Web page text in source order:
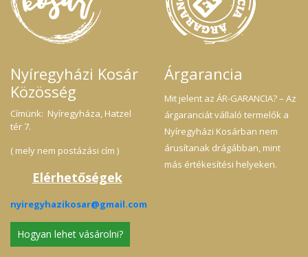
partszakasz ihlette Anjuna szellemisége
és az ott szerzett élmények mutatták meg
nekünk, hogy a nyár nemcsak évszak,
hanem életérzés, amit szertenénk
10 % adomány bevételt jelent az Anjuna a
Kutyákért Alapítvány részére.
Nyíregyházi Kosár
Közösség
Címünk: Nyíregyháza, Hatzel
tér 7.
( mely nem postázási cím )
Elérhetőségek
nyiregyhazikosar@gmail.com
Hogyan lehet vásárolni?
Árgarancia
Mit jelent az ÁR-GARANCIA? – Az
árgaranciát vállaló termelők a
Nyíregyházi Kosárban nem
árusítanak drágábban, mint
más értékesítési helyeken.